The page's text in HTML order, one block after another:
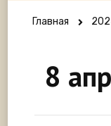
Главная
8